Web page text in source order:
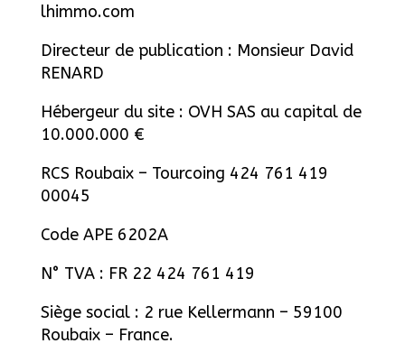
lhimmo.com
Directeur de publication : Monsieur David
RENARD
Hébergeur du site : OVH SAS au capital de
10.000.000 €
RCS Roubaix – Tourcoing 424 761 419
00045
Code APE 6202A
N° TVA : FR 22 424 761 419
Siège social : 2 rue Kellermann – 59100
Roubaix – France.